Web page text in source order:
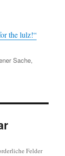
the lulz!“
Sache,
Felder